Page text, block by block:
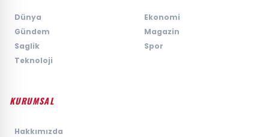
Dünya
Ekonomi
Gündem
Magazin
Saglik
Spor
Teknoloji
KURUMSAL
Hakkımızda